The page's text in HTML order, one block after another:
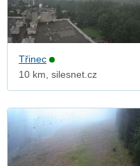
Třinec
10 km, silesnet.cz